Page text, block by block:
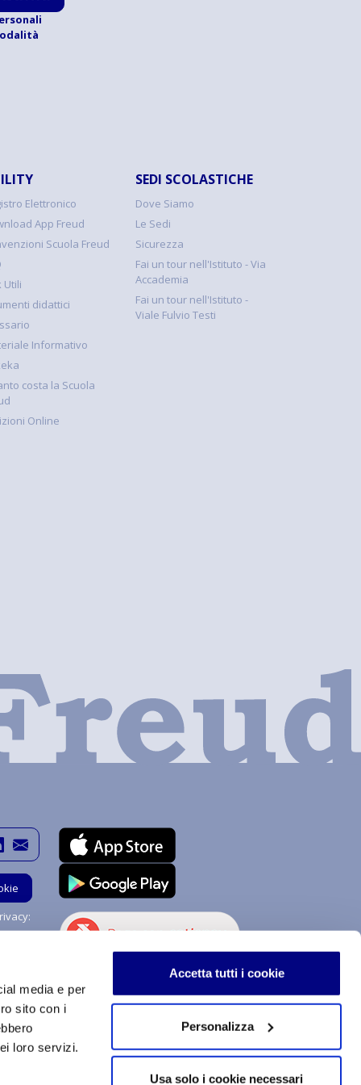
media e per
sito con i
loro servizi.
Accetta tutti i cookie
Personalizza
Usa solo i cookie necessari
Chiedi a me!
Elettronico
App Freud
Scuola Freud
Utili
didattici
Informativo
costa la Scuola
Online
SEDI SCOLASTICHE
Dove Siamo
Le Sedi
Sicurezza
Fai un tour nell'Istituto - Via
Accademia
Fai un tour nell'Istituto -
Viale Fulvio Testi
di procedimenti e di uso sono soggetti a copyright e
totale o parziale, dei contenuti qui inseriti,